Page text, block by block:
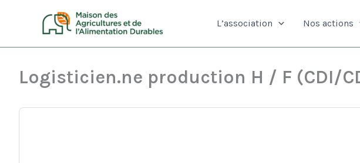
L’association Nos actions
Logisticien.ne production H / F (CDI/